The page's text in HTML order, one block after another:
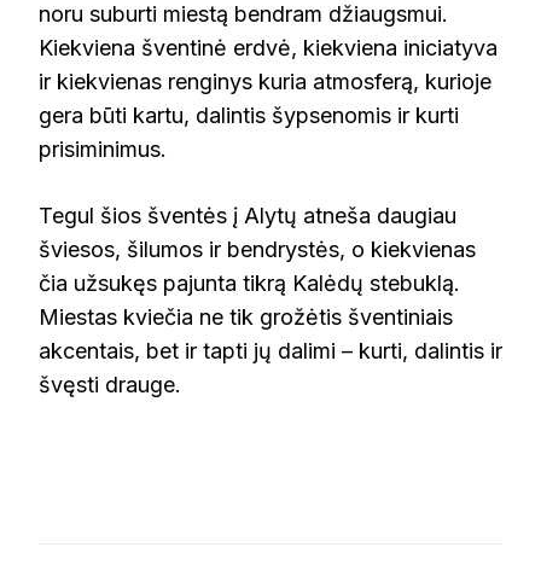
noru suburti miestą bendram džiaugsmui.
Kiekviena šventinė erdvė, kiekviena iniciatyva
ir kiekvienas renginys kuria atmosferą, kurioje
gera būti kartu, dalintis šypsenomis ir kurti
prisiminimus.
Tegul šios šventės į Alytų atneša daugiau
šviesos, šilumos ir bendrystės, o kiekvienas
čia užsukęs pajunta tikrą Kalėdų stebuklą.
Miestas kviečia ne tik grožėtis šventiniais
akcentais, bet ir tapti jų dalimi – kurti, dalintis ir
švęsti drauge.